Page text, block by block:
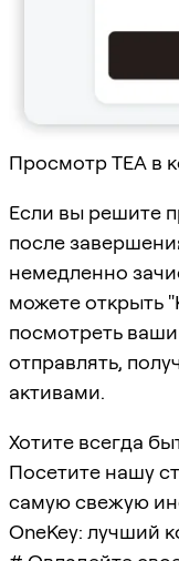
Просмотр TEA в
Если вы решите
после
немедленно
можете открыть
посмотреть
отправлять,
активами.
Хотите всегда
Посетите нашу
самую свежую
OneKey: лучший